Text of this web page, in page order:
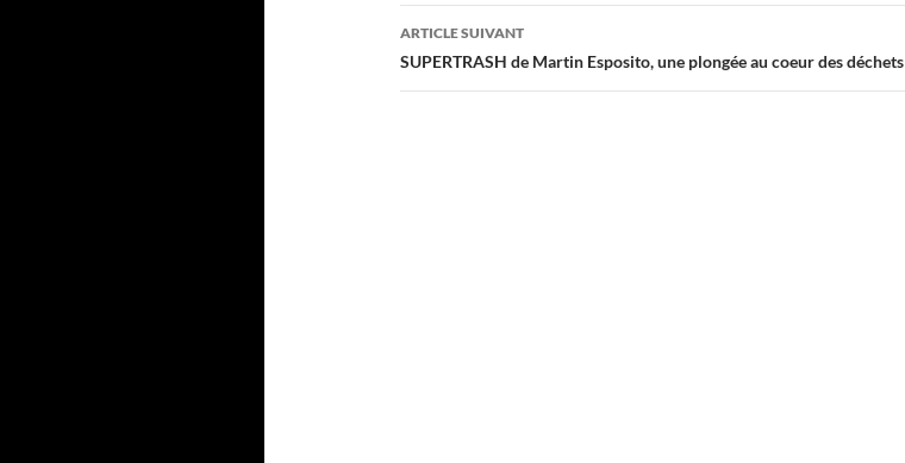
articles
ARTICLE SUIVANT
SUPERTRASH de Martin Esposito, une plongée au coeur des déchets